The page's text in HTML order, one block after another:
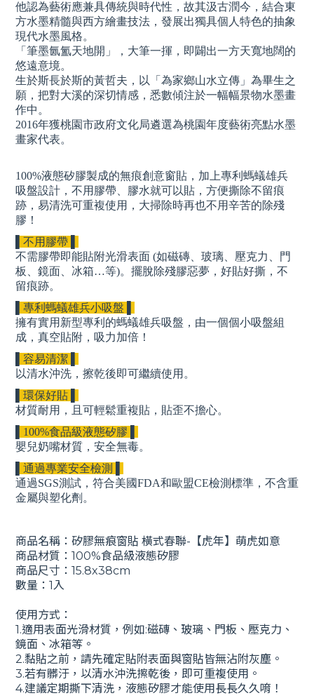
他認為藝術應兼具傳統與時代性，故其汲古潤今，結合東
方水墨精髓與西方繪畫技法，發展出獨具個人特色的抽象
現代水墨風格。
「筆墨氤氳天地開」，大筆一揮，即闢出一方天寬地闊的
悠遠意境。
生於斯長於斯的黃哲夫，以「為家鄉山水立傳」為畢生之
願，把對大溪的深切情感，悉數傾注於一幅幅景物水墨畫
作中。
2016年獲桃園市政府文化局遴選為桃園年度藝術亮點水墨
畫家代表。
100%液態矽膠製成的無痕創意窗貼，加上專利螞蟻雄兵
吸盤設計，不用膠帶、膠水就可以貼，方便撕除不留痕
跡，易清洗可重複使用，大掃除時再也不用辛苦的除殘
膠！
▌不用膠帶 ▌
不需膠帶即能貼附光滑表面 (如磁磚、玻璃、壓克力、門
板、鏡面、冰箱…等)。擺脫除殘膠惡夢，好貼好撕，不
留痕跡。
▌專利螞蟻雄兵小吸盤 ▌
擁有實用新型專利的螞蟻雄兵吸盤，由一個個小吸盤組
成，真空貼附，吸力加倍！
▌容易清潔 ▌
以清水沖洗，擦乾後即可繼續使用。
▌環保好貼 ▌
材質耐用，且可輕鬆重複貼，貼歪不擔心。
▌100%食品級液態矽膠 ▌
嬰兒奶嘴材質，安全無毒。
▌通過專業安全檢測 ▌
通過SGS測試，符合美國FDA和歐盟CE檢測標準，不含重
金屬與塑化劑。
商品名稱：矽膠無痕窗貼 橫式春聯-【虎年】萌虎如意
商品材質：100%食品級液態矽膠
商品尺寸：15.8x38cm
數量：1入
使用方式：
1.適用表面光滑材質，例如:磁磚、玻璃、門板、壓克力、
鏡面、冰箱等。
2.黏貼之前，請先確定貼附表面與窗貼皆無沾附灰塵。
3.若有髒汙，以清水沖洗擦乾後，即可重複使用。
4.建議定期撕下清洗，液態矽膠才能使用長長久久唷！